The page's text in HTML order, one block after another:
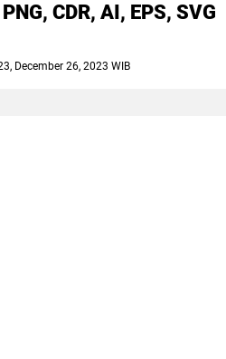
CDR, AI, EPS, SVG
December 26, 2023 WIB